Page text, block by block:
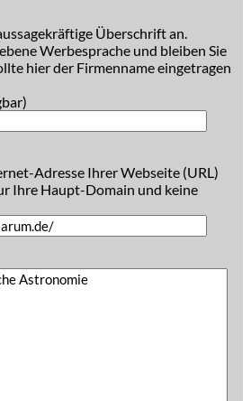
Überschrift an.
Werbesprache und bleiben Sie
hier der Firmenname eingetragen
Adresse Ihrer Webseite (URL)
Ihre Haupt-Domain und keine